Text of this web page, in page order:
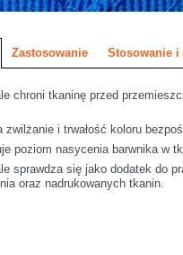
Zastosowanie Stosowanie i
chroni tkaninę przed
zwilżanie i trwałość koloru
poziom nasycenia barwnika w
sprawdza się jako dodatek do
oraz nadrukowanych tkanin.